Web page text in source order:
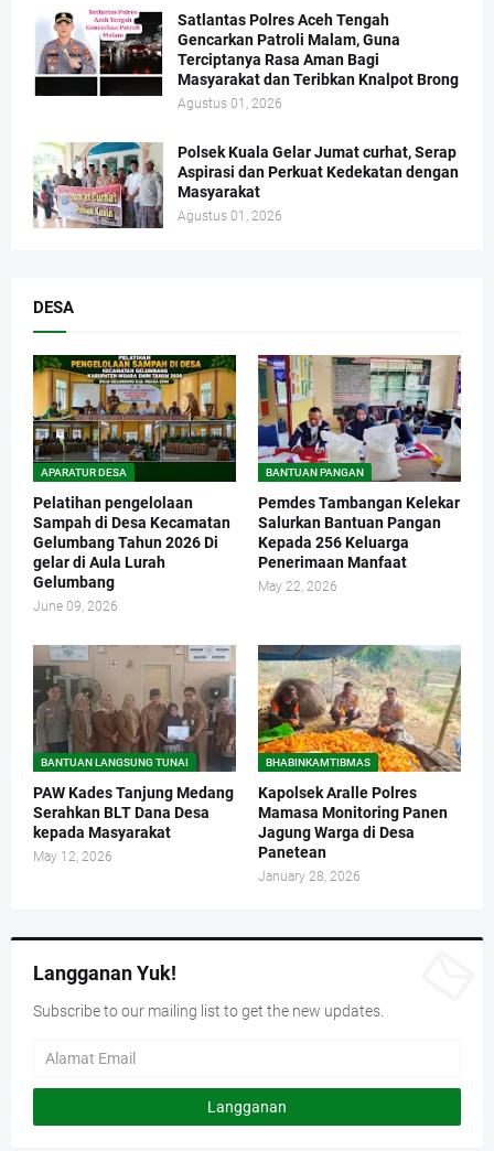
Satlantas Polres Aceh Tengah
Gencarkan Patroli Malam, Guna
Terciptanya Rasa Aman Bagi
Masyarakat dan Teribkan Knalpot Brong
Agustus 01, 2026
Polsek Kuala Gelar Jumat curhat, Serap
Aspirasi dan Perkuat Kedekatan dengan
Masyarakat
Agustus 01, 2026
DESA
APARATUR DESA
Pelatihan pengelolaan
Sampah di Desa Kecamatan
Gelumbang Tahun 2026 Di
gelar di Aula Lurah
Gelumbang
June 09, 2026
BANTUAN PANGAN
Pemdes Tambangan Kelekar
Salurkan Bantuan Pangan
Kepada 256 Keluarga
Penerimaan Manfaat
May 22, 2026
BANTUAN LANGSUNG TUNAI
PAW Kades Tanjung Medang
Serahkan BLT Dana Desa
kepada Masyarakat
May 12, 2026
BHABINKAMTIBMAS
Kapolsek Aralle Polres
Mamasa Monitoring Panen
Jagung Warga di Desa
Panetean
January 28, 2026
Langganan Yuk!
Subscribe to our mailing list to get the new updates.